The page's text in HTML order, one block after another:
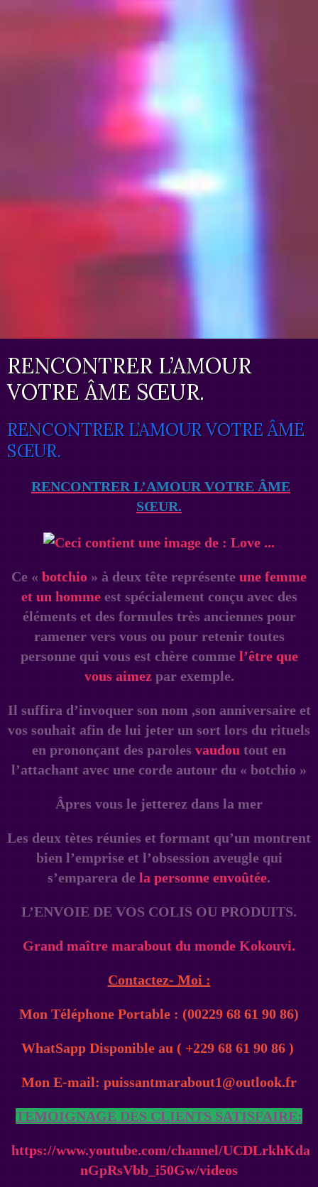
RENCONTRER L’AMOUR
VOTRE ÂME SŒUR.
RENCONTRER L’AMOUR VOTRE ÂME
SŒUR.
RENCONTRER L’AMOUR VOTRE ÂME
SŒUR.
Ce « botchio » à deux tête représente une femme
et un hommeest spécialement conçu avec des
éléments et des formules très anciennes pour
ramener vers vous ou pour retenir toutes
personne qui vous est chère comme l’être que
vous aimezpar exemple.
Il suffira d’invoquer son nom ,son anniversaire et
vos souhait afin de lui jeter un sort lors du rituels
en prononçant des paroles vaudou tout en
l’attachant avec une corde autour du « botchio »
Âpres vous le jetterez dans la mer
Les deux tètes réunies et formant qu’un montrent
bien l’emprise et l’obsession aveugle qui
s’emparera de la personne envoûtée.
L’ENVOIE DE VOS COLIS OU PRODUITS.
Grand maître marabout du monde Kokouvi.
Contactez- Moi :
Mon Téléphone Portable : (00229 68 61 90 86)
WhatSapp Disponible au ( +229 68 61 90 86 )
Mon E-mail: puissantmarabout1@outlook.fr
TEMOIGNAGE DES CLIENTS SATISFAIRE:
https://www.youtube.com/channel/UCDLrkhKda
nGpRsVbb_i50Gw/videos